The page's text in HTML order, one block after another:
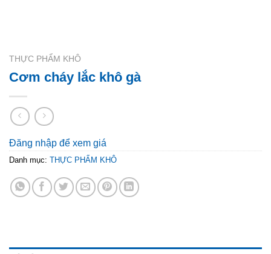
THỰC PHẨM KHÔ
Cơm cháy lắc khô gà
Đăng nhập để xem giá
Danh mục: THỰC PHẨM KHÔ